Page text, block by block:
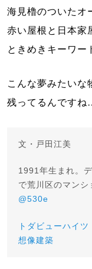
海見櫓のついたオ
赤い屋根と日本家
ときめきキーワー
こんな夢みたいな
残ってるんですね
文・戸田江美
1991年生まれ。
で荒川区のマンシ
@530e
トダビューハイツ
想像建築